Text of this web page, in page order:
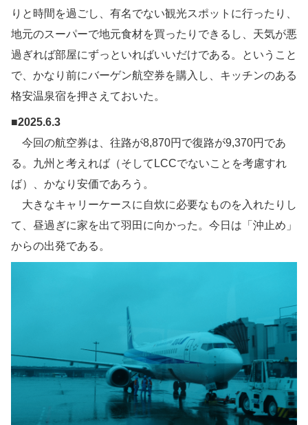
りと時間を過ごし、有名でない観光スポットに行ったり、
地元のスーパーで地元食材を買ったりできるし、天気が悪
過ぎれば部屋にずっといればいいだけである。ということ
で、かなり前にバーゲン航空券を購入し、キッチンのある
格安温泉宿を押さえておいた。
■2025.6.3
今回の航空券は、往路が8,870円で復路が9,370円であ
る。九州と考えれば（そしてLCCでないことを考慮すれ
ば）、かなり安価であろう。
大きなキャリーケースに自炊に必要なものを入れたりし
て、昼過ぎに家を出て羽田に向かった。今日は「沖止め」
からの出発である。